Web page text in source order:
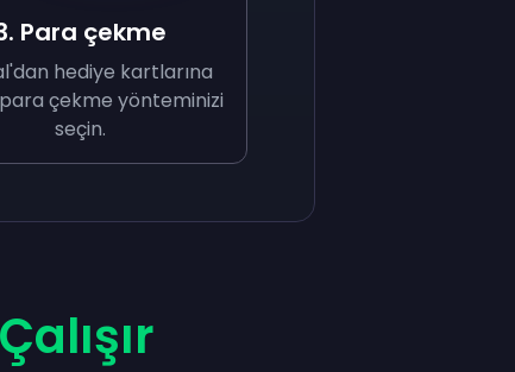
Para çekme
hediye kartlarına
çekme yönteminizi
seçin.